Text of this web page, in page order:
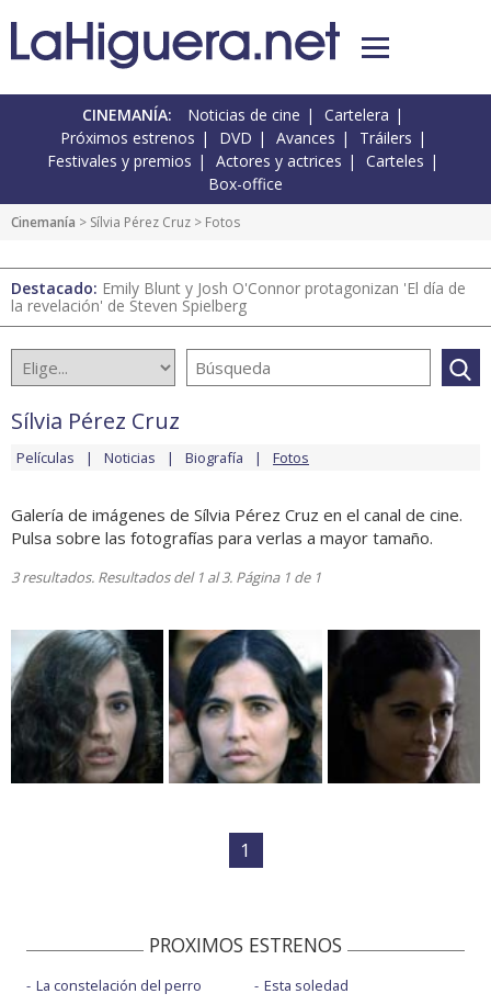
CINEMANÍA: Noticias de cine
Cartelera
Próximos estrenos
DVD Avances
Tráilers
Festivales y premios
Actores y actrices
Carteles
Box-office
Cinemanía > Sílvia Pérez Cruz > Fotos
Destacado: Emily Blunt y Josh O'Connor protagonizan 'El día de
la revelación' de Steven Spielberg
Sílvia Pérez Cruz
Películas Noticias Biografía Fotos
Galería de imágenes de Sílvia Pérez Cruz en el canal de cine.
Pulsa sobre las fotografías para verlas a mayor tamaño.
3 resultados. Resultados del 1 al 3. Página 1 de 1
1
PROXIMOS ESTRENOS
La constelación del perro
Esta soledad